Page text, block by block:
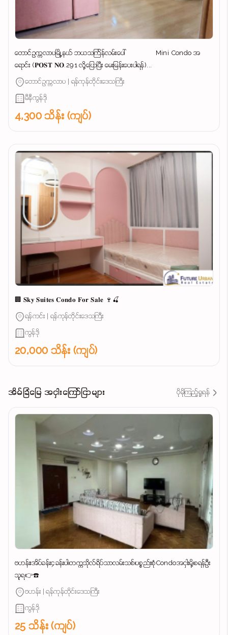
တောင်ဥက္ကလာပမြို့နယ် ဘယသင်္ကြန်လမ်းပေါ် Mini Condo အ
ရောင်း (𝐏𝐎𝐒𝐓 𝐍𝐎.291 လို့ပြောပြီး မေးမြန်းပေးပါရန်)...
တောင်ဥက္ကလာပ | ရန်ကုန်တိုင်းဒေသကြီး
မီနီကွန်ဒို
4,300 သိန်း (ကျပ်)
🏢 𝐒𝐤𝐲 𝐒𝐮𝐢𝐭𝐞𝐬 𝐂𝐨𝐧𝐝𝐨 𝐅𝐨𝐫 𝐒𝐚𝐥𝐞 🍷🍒
ရန်ကင်း | ရန်ကုန်တိုင်းဒေသကြီး
ကွန်ဒို
20,000 သိန်း (ကျပ်)
အိမ်ခြံမြေ အငှါးကြော်ငြာများ ပိုမိုကြည့်ရှုရန်
ဗဟန်း၊အိပ်ခန်း၄ခန်းပါ၊တက္ကသိုလ်ရိပ်သာလမ်းသစ်၊ပစ္စည်းစုံCondoအငှါးမို့၊စရန်ဦး
သူရ👉☎️
ဗဟန်း | ရန်ကုန်တိုင်းဒေသကြီး
ကွန်ဒို
25 သိန်း (ကျပ်)